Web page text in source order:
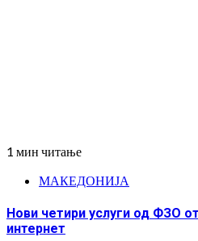
1 мин читање
МАКЕДОНИЈА
Нови четири услуги од ФЗО
интернет